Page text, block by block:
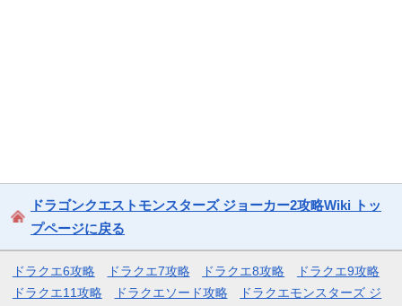
ドラゴンクエストモンスターズ ジョーカー2攻略Wiki トッ
プページに戻る
ドラクエ6攻略 ドラクエ7攻略 ドラクエ8攻略
ドラクエ9攻略
ドラクエ11攻略
ドラクエソード攻略
ドラクエモンスターズ ジ